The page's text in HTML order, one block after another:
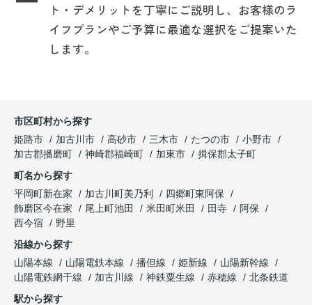
ト・デメリットを丁寧にご説明し、お客様のラ
イフプランやご予算に最適な選択をご提案いた
します。
市区町村から探す
姫路市
加古川市 高砂市 三木市 たつの市
小野市
加古郡播磨町
神崎郡福崎町 加東市
揖保郡太子町
町名から探す
平岡町新在家
加古川町美乃利
四郷町東阿保
飾磨区今在家
尾上町池田 米田町米田 田寺
阿保
西今宿
野里
沿線から探す
山陽本線
山陽電鉄本線 播但線 姫新線
山陽新幹線
山陽電鉄網干線
加古川線 神鉄粟生線 赤穂線
北条鉄道
駅から探す